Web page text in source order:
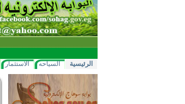
الرئيسية السياحه الاستثمار